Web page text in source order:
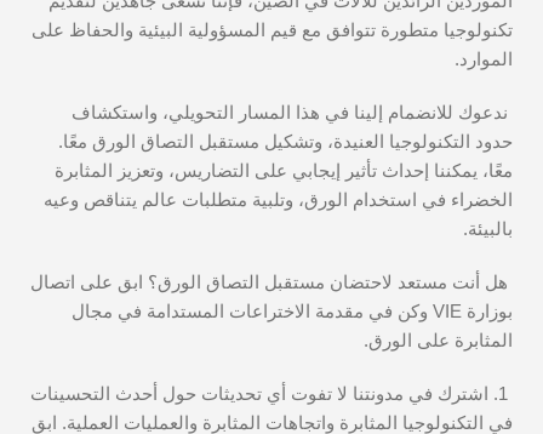
تكنولوجيا متطورة تتوافق مع قيم المسؤولية البيئية والحفاظ على
الموارد.
ندعوك للانضمام إلينا في هذا المسار التحويلي، واستكشاف
حدود التكنولوجيا العنيدة، وتشكيل مستقبل التصاق الورق معًا.
معًا، يمكننا إحداث تأثير إيجابي على التضاريس، وتعزيز المثابرة
الخضراء في استخدام الورق، وتلبية متطلبات عالم يتناقص وعيه
بالبيئة.
هل أنت مستعد لاحتضان مستقبل التصاق الورق؟ ابق على اتصال
بوزارة VIE وكن في مقدمة الاختراعات المستدامة في مجال
المثابرة على الورق.
1. اشترك في مدونتنا لا تفوت أي تحديثات حول أحدث التحسينات
في التكنولوجيا المثابرة واتجاهات المثابرة والعمليات العملية. ابق